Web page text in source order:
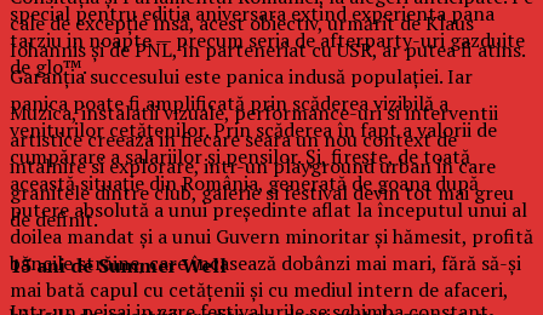
cale de excepție însă, acest obiectiv, urmărit de Klaus
Iohannis și de PNL, în parteneriat cu USR, ar putea fi atins.
Garanția succesului este panica indusă populației. Iar
panica poate fi amplificată prin scăderea vizibilă a
veniturilor cetățenilor. Prin scăderea în fapt a valorii de
cumpărare a salariilor și pensilor. Și, firește, de toată
această situație din România, generată de goana după
putere absolută a unui președinte aflat la începutul unui al
doilea mandat și a unui Guvern minoritar și hămesit, profită
băncile străine, care încasează dobânzi mai mari, fără să-și
mai bată capul cu cetățenii și cu mediul intern de afaceri,
special pentru editia aniversara extind experienta pana
tarziu in noapte — precum seria de afterparty-uri gazduite
de glo™.
Muzica, instalatii vizuale, performance-uri si interventii
artistice creeaza in fiecare seara un nou context de
intalnire si explorare, intr-un playground urban in care
granitele dintre club, galerie si festival devin tot mai greu
de definit.
15 ani de Summer Well